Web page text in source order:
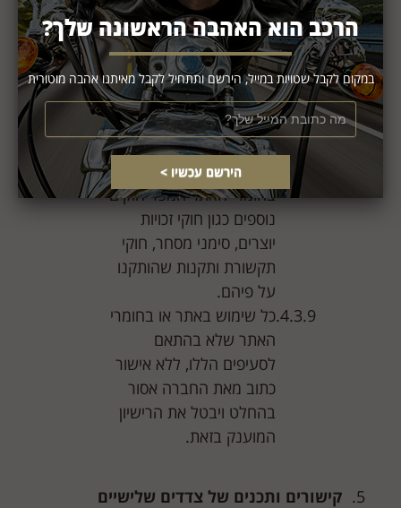
שיש באתר, אלא אם כן
נאמר במפורש שמותר
לעשות כן.
כל שימוש באתר או בחומרי
האתר שלא למטרות להם
נועדו.
שימוש חורג באתר או
בחומרי האתר המפר חוקים
נוספים כגון חוקי זכויות
יוצרים, סימני מסחר, חוקי
תקשורת ותקנות שהותקנו
על פיהם.
כל שימוש באתר או בחומרי
האתר שלא בהתאם
לסעיפים הללו, ללא אישור
כתוב מאת החברה אסור
בהחלט ויבטל את הרישיון
המוענק בזאת.
קישורים ותכנים של צדדים שלישיים
הרכב הוא האהבה הראשונה שלך?
במקום לקבל שטויות במייל, הירשם ותתחיל לקבל מאיתנו אהבה מוטורית